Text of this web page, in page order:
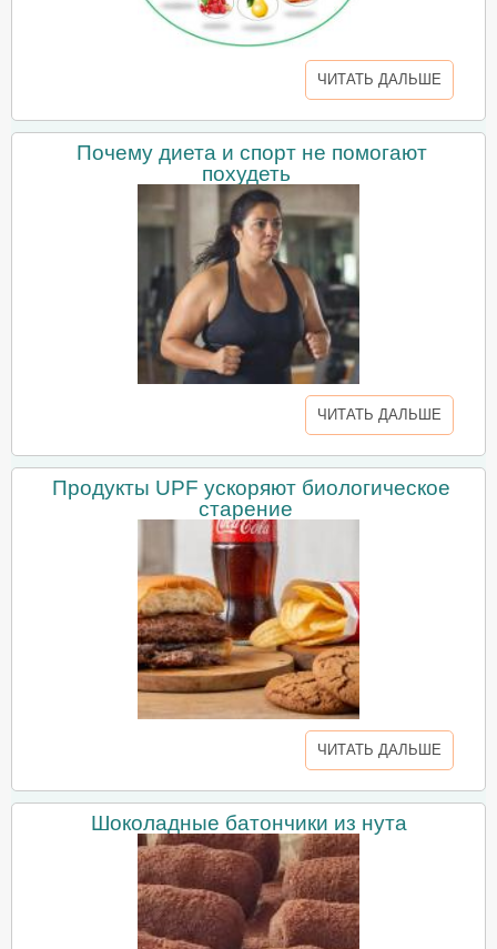
ЧИТАТЬ ДАЛЬШЕ
Почему диета и спорт не помогают
похудеть
ЧИТАТЬ ДАЛЬШЕ
Продукты UPF ускоряют биологическое
старение
ЧИТАТЬ ДАЛЬШЕ
Шоколадные батончики из нута